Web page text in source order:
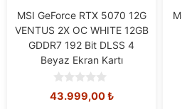
MSI GeForce RTX 5070 12G
VENTUS 2X OC WHITE 12GB
GDDR7 192 Bit DLSS 4
Beyaz Ekran Kartı
0
o
43.999,00₺